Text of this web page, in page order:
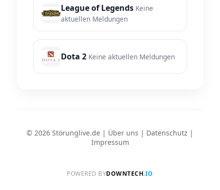
League of Legends Keine
aktuellen Meldungen
Dota 2 Keine aktuellen Meldungen
© 2026 Störunglive.de | Über uns | Datenschutz |
Impressum
POWERED BYDOWNTECH.IO